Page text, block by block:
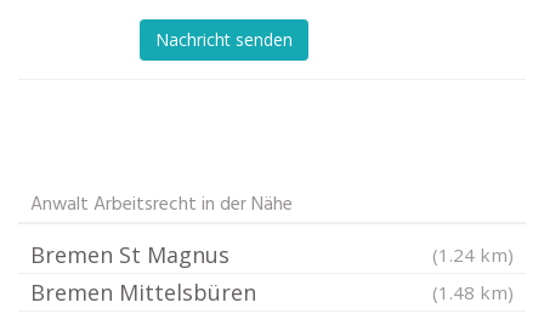
Nachricht senden
Anwalt Arbeitsrecht in der Nähe
Bremen St Magnus (1.24 km)
Bremen Mittelsbüren (1.48 km)